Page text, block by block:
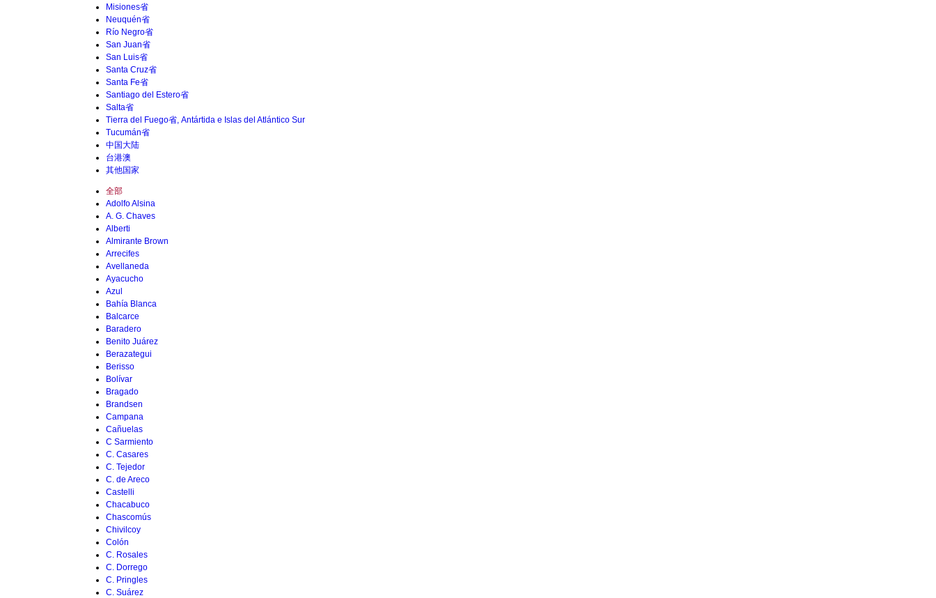
Misiones省
Neuquén省
Río Negro省
San Juan省
San Luis省
Santa Cruz省
Santa Fe省
Santiago del Estero省
Salta省
Tierra del Fuego省, Antártida e Islas del Atlántico Sur
Tucumán省
中国大陆
台港澳
其他国家
全部
Adolfo Alsina
A. G. Chaves
Alberti
Almirante Brown
Arrecifes
Avellaneda
Ayacucho
Azul
Bahía Blanca
Balcarce
Baradero
Benito Juárez
Berazategui
Berisso
Bolívar
Bragado
Brandsen
Campana
Cañuelas
C Sarmiento
C. Casares
C. Tejedor
C. de Areco
Castelli
Chacabuco
Chascomús
Chivilcoy
Colón
C. Rosales
C. Dorrego
C. Pringles
C. Suárez